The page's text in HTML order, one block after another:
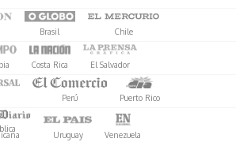
Brasil Chile
Costa Rica El Salvador
Perú Puerto Rico
Uruguay Venezuela